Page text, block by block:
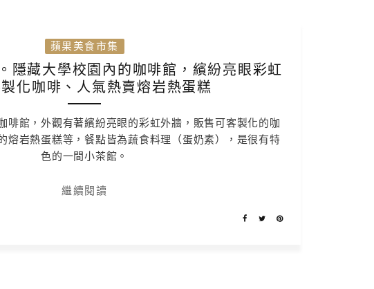
蘋果美食市集
隱藏大學校園內的咖啡館，繽紛亮眼彩虹
化咖啡、人氣熱賣熔岩熱蛋糕
啡館，外觀有著繽紛亮眼的彩虹外牆，販售可客製化的咖
熔岩熱蛋糕等，餐點皆為蔬食料理（蛋奶素），是很有特
色的一間小茶館。
繼續閱讀